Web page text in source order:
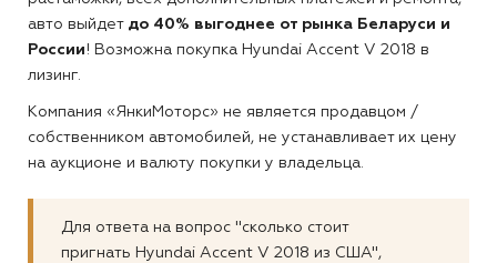
авто выйдет до 40% выгоднее от рынка Беларуси и
России! Возможна покупка Hyundai Accent V 2018 в
лизинг.
Компания «ЯнкиМоторс» не является продавцом /
собственником автомобилей, не устанавливает их цену
на аукционе и валюту покупки у владельца.
Для ответа на вопрос "сколько стоит
пригнать Hyundai Accent V 2018 из США",